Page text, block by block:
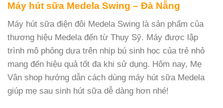
Máy hút sữa Medela Swing – Đà Nẵng
Máy hút sữa điện đôi Medela Swing là sản phẩm của
thương hiệu Medela đến từ Thụy Sỹ. Máy được lập
trình mô phỏng dựa trên nhịp bú sinh học của trẻ nhỏ
mang đến hiệu quả tốt đa khi sử dụng. Hôm nay, Mẹ
Vân shop hướng dẫn cách dùng máy hút sữa Medela
giúp mẹ sau sinh hút sữa dễ dàng hơn nhé!